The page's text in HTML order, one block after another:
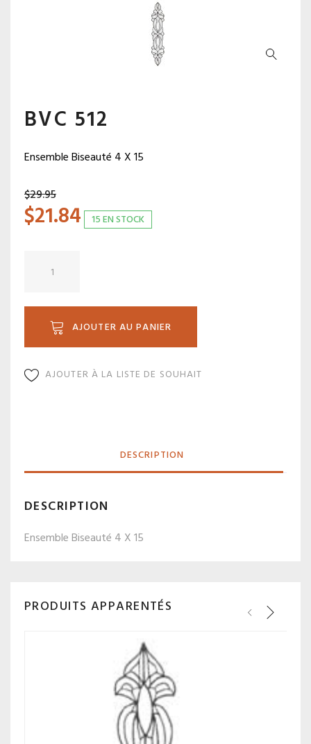
BVC 512
Ensemble Biseauté 4 X 15
$29.95
$21.84 15 EN STOCK
AJOUTER AU PANIER
AJOUTER À LA LISTE DE SOUHAIT
DESCRIPTION
DESCRIPTION
Ensemble Biseauté 4 X 15
PRODUITS APPARENTÉS